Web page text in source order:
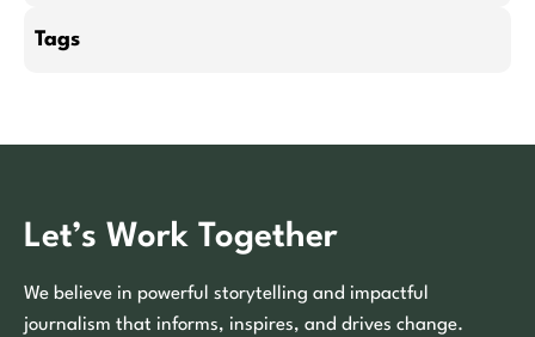
Tags
Let’s Work Together
We believe in powerful storytelling and impactful
journalism that informs, inspires, and drives change.